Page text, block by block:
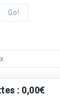
Go!
: 0,00€